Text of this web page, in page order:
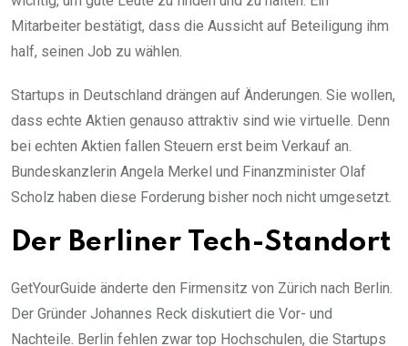
Mitarbeiter bestätigt, dass die Aussicht auf Beteiligung ihm
half, seinen Job zu wählen.
Startups in Deutschland drängen auf Änderungen. Sie wollen,
dass echte Aktien genauso attraktiv sind wie virtuelle. Denn
bei echten Aktien fallen Steuern erst beim Verkauf an.
Bundeskanzlerin Angela Merkel und Finanzminister Olaf
Scholz haben diese Forderung bisher noch nicht umgesetzt.
Der Berliner Tech-Standort
GetYourGuide änderte den Firmensitz von Zürich nach Berlin.
Der Gründer Johannes Reck diskutiert die Vor- und
Nachteile. Berlin fehlen zwar top Hochschulen, die Startups